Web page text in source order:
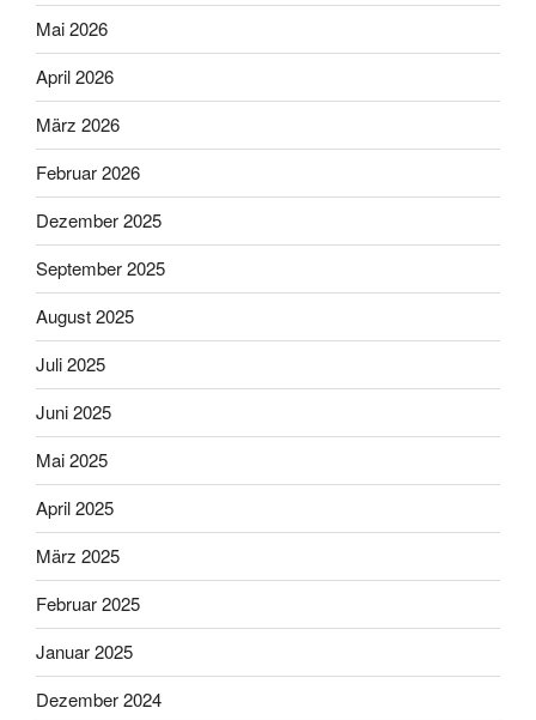
Mai 2026
April 2026
März 2026
Februar 2026
Dezember 2025
September 2025
August 2025
Juli 2025
Juni 2025
Mai 2025
April 2025
März 2025
Februar 2025
Januar 2025
Dezember 2024